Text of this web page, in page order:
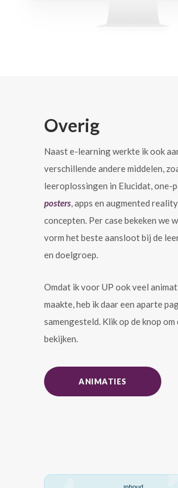
Overig
Naast e-learning werkte ik ook
verschillende andere middelen,
leeroplossingen in Elucidat, one-
posters, apps en augmented
concepten. Per case bekeken we
vorm het beste aansloot bij de
en doelgroep.
Omdat ik voor UP ook veel
maakte, heb ik daar een aparte
samengesteld. Klik op de knop om
bekijken.
ANIMATIES